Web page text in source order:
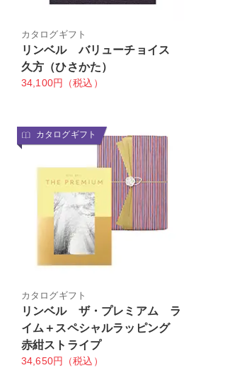
カタログギフト
リンベル バリューチョイス
久方（ひさかた）
34,100円（税込）
カタログギフト
カタログギフト
リンベル ザ・プレミアム ラ
イム＋スペシャルラッピング
赤紺ストライプ
34,650円（税込）